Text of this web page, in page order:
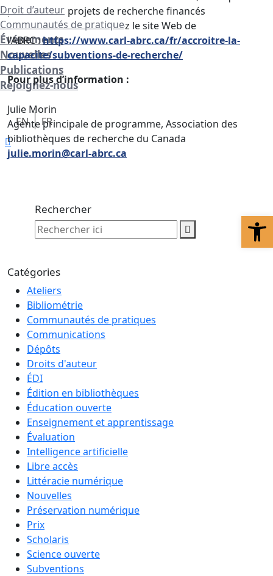
Droit d’auteur
Communautés de pratique
Événements
Nouvelles
Publications
Rejoignez-nous
EN FR
pour voir les projets de recherche financés
antérieurement, consultez le site Web de
l’ABRC :https://www.carl-abrc.ca/fr/accroitre-la-
capacite/subventions-de-recherche/
Pour plus d’information :
Julie Morin
Agente principale de programme, Association des
bibliothèques de recherche du Canada
julie.morin@carl-abrc.ca
Rechercher
Rechercher ici
Catégories
Ateliers
Bibliométrie
Communautés de pratiques
Communications
Dépôts
Droits d'auteur
ÉDI
Édition en bibliothèques
Éducation ouverte
Enseignement et apprentissage
Évaluation
Intelligence artificielle
Libre accès
Littéracie numérique
Nouvelles
Préservation numérique
Prix
Scholaris
Science ouverte
Subventions